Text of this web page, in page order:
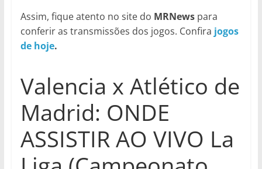
Assim, fique atento no site do MRNewspara
conferir as transmissões dos jogos. Confira jogos
de hoje.
Valencia x Atlético de
Madrid: ONDE
ASSISTIR AO VIVO La